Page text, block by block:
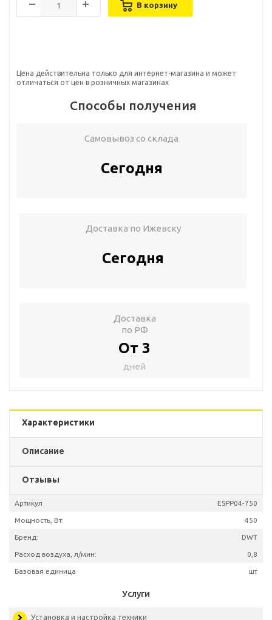
В корзину
Цена действительна только для интернет-магазина и может
отличаться от цен в розничных магазинах
Способы получения
Самовывоз со склада
Сегодня
Доставка по Ижевску
Сегодня
Доставка
по РФ
От 3
дней
Характеристики
Описание
Отзывы